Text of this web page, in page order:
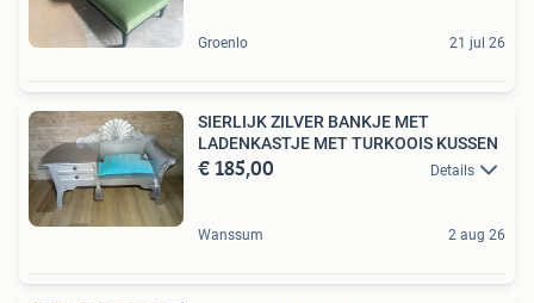
Groenlo 21 jul 26
SIERLIJK ZILVER BANKJE MET
LADENKASTJE MET TURKOOIS KUSSEN
€ 185,00 Details
Wanssum 2 aug 26